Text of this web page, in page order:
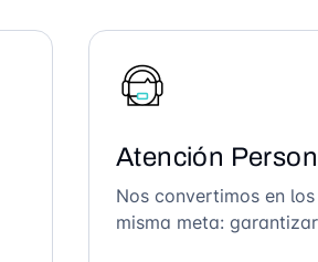
Atención
Nos convertimos en
misma meta: